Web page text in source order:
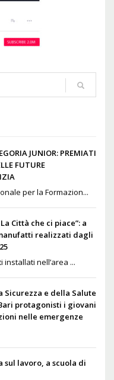
JUNIOR: PREMIATI
FUTURE
per la Formazion...
Città che ci piace”: a
realizzati dagli
nell’area ...
e della Salute
protagonisti i giovani
nelle emergenze
sul lavoro, a scuola di